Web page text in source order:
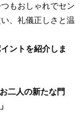
もおしゃれでセン
、礼儀正しさと温
ントを紹介しま
二人の新たな門